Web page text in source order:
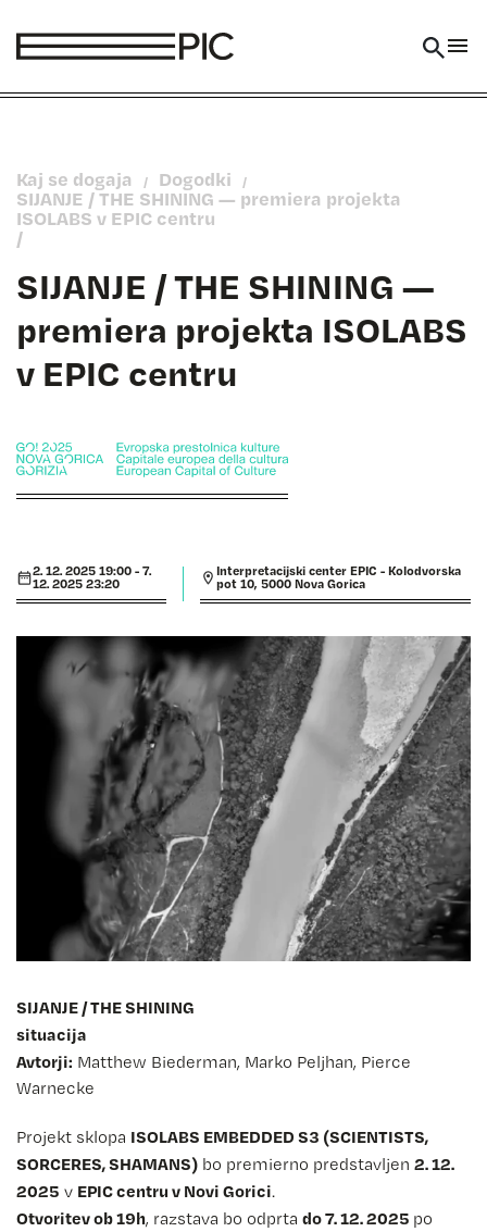
Kaj se dogaja / Dogodki /
SIJANJE / THE SHINING — premiera projekta
ISOLABS v EPIC centru
/
SIJANJE / THE SHINING —
premiera projekta ISOLABS
v EPIC centru
2. 12. 2025 19:00 - 7.
12. 2025 23:20
Interpretacijski center EPIC - Kolodvorska
pot 10, 5000 Nova Gorica
SIJANJE / THE SHINING
situacija
Avtorji: Matthew Biederman, Marko Peljhan, Pierce
Warnecke
Projekt sklopa ISOLABS EMBEDDED S3 (SCIENTISTS,
SORCERES, SHAMANS) bo premierno predstavljen 2. 12.
2025 v EPIC centru v Novi Gorici.
Otvoritev ob 19h, razstava bo odprta do 7. 12. 2025 po